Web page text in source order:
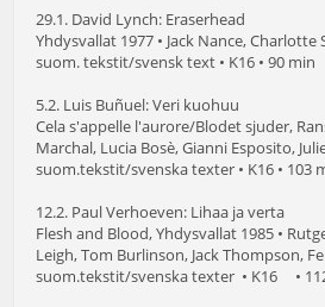
29.1. David Lynch: Eraserhead
Yhdysvallat 1977 • Jack Nance, Charlotte
suom. tekstit/svensk text • K16 • 90 min
5.2. Luis Buñuel: Veri kuohuu
Cela s'appelle l'aurore/Blodet sjuder,
Marchal, Lucia Bosè, Gianni Esposito,
suom.tekstit/svenska texter • K16 • 103
12.2. Paul Verhoeven: Lihaa ja verta
Flesh and Blood, Yhdysvallat 1985 •
Leigh, Tom Burlinson, Jack Thompson,
suom.tekstit/svenska texter • K16 •